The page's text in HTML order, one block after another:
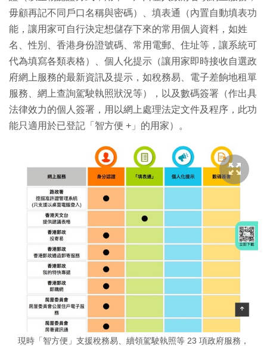
毋顧再記不同戶口名稱與密碼）、填表通（內置自動填表功
能，讓用家可自行決定想儲存下來的常用個人資料，如姓
名、性別、香港身份證號碼、常用電郵、住址等，讓系統可
代為填寫各類表格）、個人化提示（讓用家即時接收自選政
府網上服務的最新資訊及提示，如稅務易、電子差餉地租單
服務、網上查詢駕駛執照狀況等），以及數碼簽署（作出具
法律效力的個人簽署，用以網上處理法定文件及程序，此功
能只適用於已登記「智方便 +」的用家）。
現時「智方便」支援稅務易、續領駕駛執照等 23 項政府服務，